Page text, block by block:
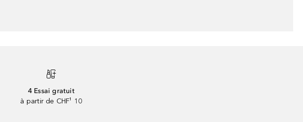
4 Essai gratuit
à partir de CHF¹ 10